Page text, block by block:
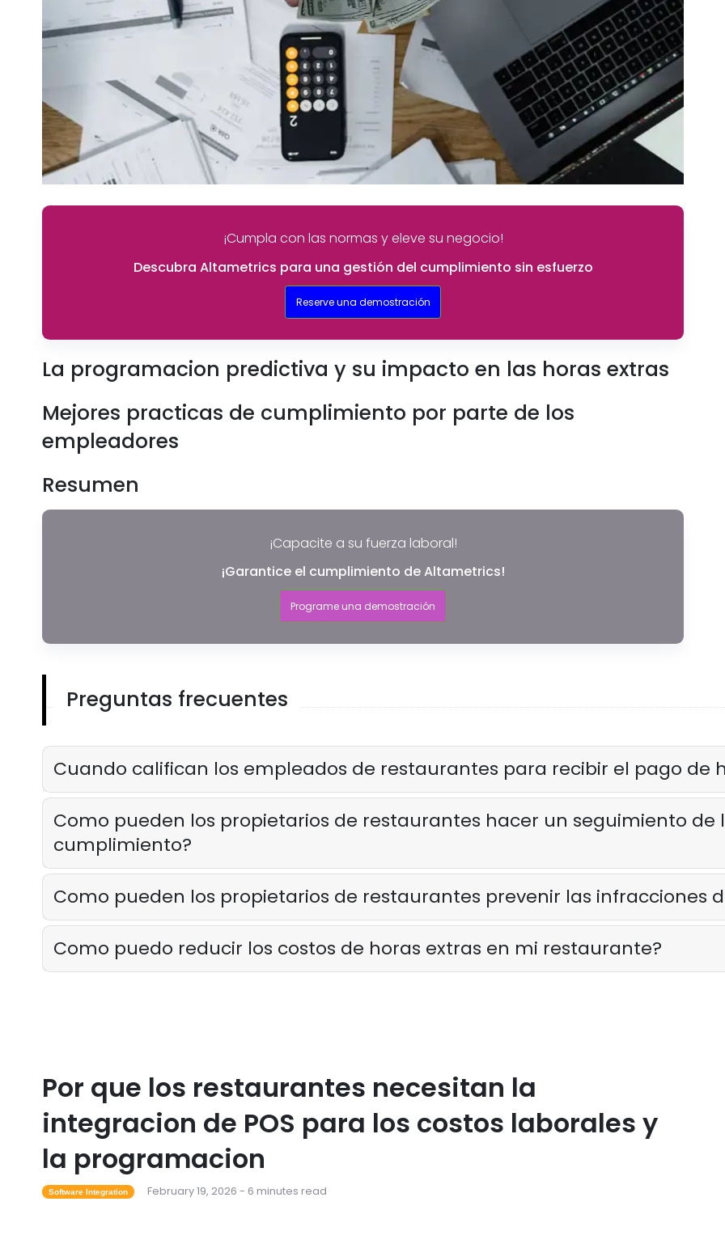
¡Cumpla con las normas y eleve su negocio!
Descubra Altametrics para una gestión del cumplimiento sin esfuerzo
Reserve una demostración
La programacion predictiva y su impacto en las horas extras
Mejores practicas de cumplimiento por parte de los
empleadores
Resumen
¡Capacite a su fuerza laboral!
¡Garantice el cumplimiento de Altametrics!
Programe una demostración
Preguntas frecuentes
Cuando califican los empleados de restaurantes para recibir el pago de
Como pueden los propietarios de restaurantes hacer un seguimiento de
cumplimiento?
Como pueden los propietarios de restaurantes prevenir las infracciones
Como puedo reducir los costos de horas extras en mi restaurante?
Por que los restaurantes necesitan la
integracion de POS para los costos laborales y
la programacion
Software Integration February 19, 2026 - 6 minutes read